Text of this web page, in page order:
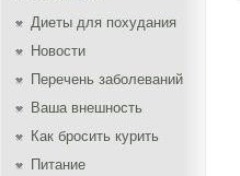
Диеты для похудания
Новости
Перечень заболеваний
Ваша внешность
Как бросить курить
Питание